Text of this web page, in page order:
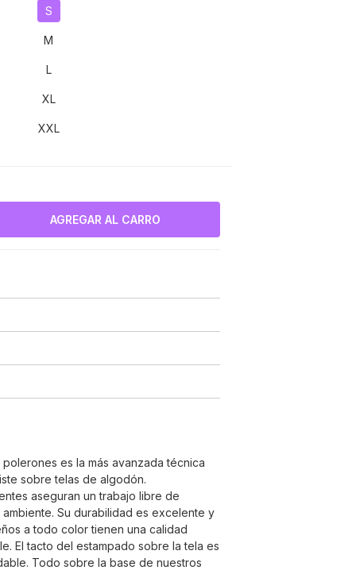
S
M
L
XL
XXL
es la más avanzada técnica
sobre telas de algodón.
aseguran un trabajo libre de
Su durabilidad es excelente y
a todo color tienen una calidad
El tacto del estampado sobre la tela es
Todo sobre la base de nuestros